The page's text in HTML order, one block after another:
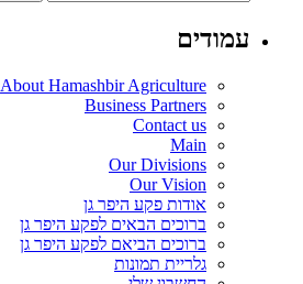
עמודים
About Hamashbir Agriculture
Business Partners
Contact us
Main
Our Divisions
Our Vision
אודות פקע היפר גן
ברוכים הבאים לפקע היפר גן
ברוכים הביאם לפקע היפר גן
גלריית תמונות